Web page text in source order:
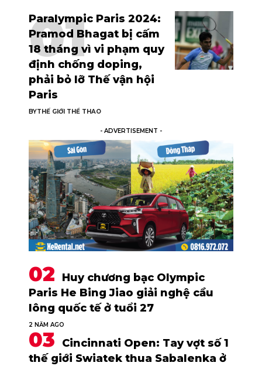
Paralympic Paris 2024:
Pramod Bhagat bị cấm
18 tháng vì vi phạm quy
định chống doping,
phải bỏ lỡ Thế vận hội
Paris
BYTHẾ GIỚI THỂ THAO
- ADVERTISEMENT -
Huy chương bạc Olympic
Paris He Bing Jiao giải nghệ cầu
lông quốc tế ở tuổi 27
2 NĂM AGO
Cincinnati Open: Tay vợt số 1
thế giới Swiatek thua Sabalenka ở